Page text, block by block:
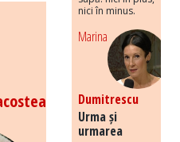
nici în minus.
Marina
Dumitrescu
Urma și
urmarea